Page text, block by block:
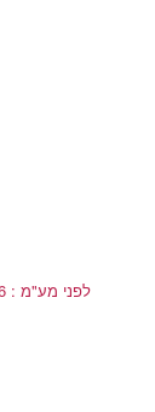
לפני מע"מ : 93.16 ₪